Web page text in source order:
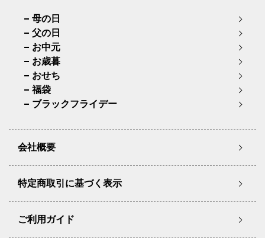
母の日
父の日
お中元
お歳暮
おせち
福袋
ブラックフライデー
会社概要
特定商取引に基づく表示
ご利用ガイド